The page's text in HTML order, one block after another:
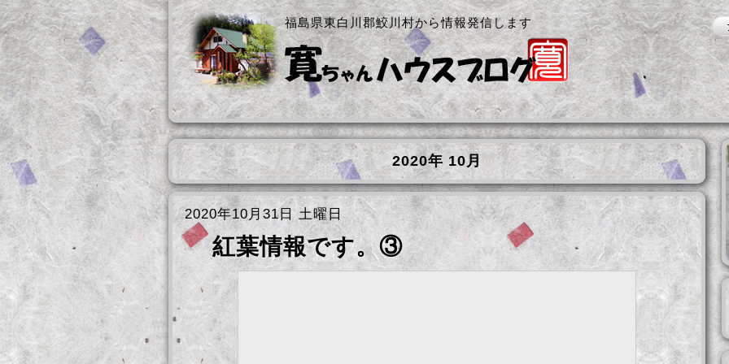
福島県東白川郡鮫川村から情報発信します
2020年 10月
2020年10月31日 土曜日
紅葉情報です。③